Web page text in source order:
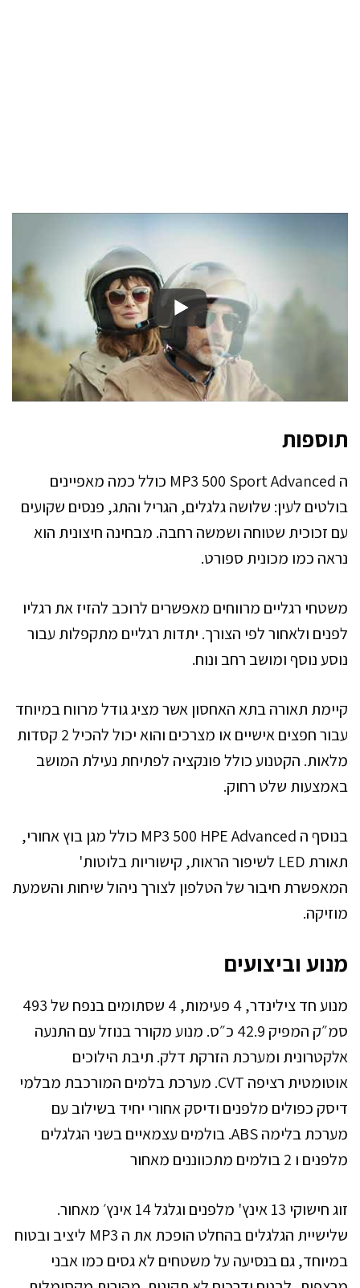
תוספות
ה MP3 500 Sport Advanced כולל כמה מאפיינים
בולטים לעין: שלושה גלגלים, הגריל והתג, פנסים שקועים
עם זכוכית שטוחה ושמשה רחבה. מבחינה חיצונית הוא
נראה כמו מכונית ספורט.
משטחי רגליים מרווחים מאפשרים לרוכב להזיז את רגליו
לפנים ולאחור לפי הצורך. יתדות רגליים מתקפלות עבור
נוסע נוסף ומושב רחב ונוח.
קיימת תאורה בתא האחסון אשר מציג גודל מרווח במיוחד
עבור חפצים אישיים או מצרכים והוא יכול להכיל 2 קסדות
מלאות. הקטנוע כולל פונקציה לפתיחת נעילת המושב
באמצעות שלט רחוק.
בנוסף ה MP3 500 HPE Advanced כולל מגן בוץ אחורי,
תאורת LED לשיפור הראות, קישוריות בלוטות'
המאפשרת חיבור של הטלפון לצורך ניהול שיחות והשמעת
מוזיקה.
מנוע וביצועים
מנוע חד צילינדר, 4 פעימות, 4 שסתומים בנפח של 493
סמ״ק המפיק 42.9 כ״ס. מנוע מקורר בנוזל עם התנעה
אלקטרונית ומערכת הזרקת דלק. תיבת הילוכים
אוטומטית רציפה CVT. מערכת בלמים המורכבת מבלמי
דיסק כפולים מלפנים ודיסק אחורי יחיד בשילוב עם
מערכת בלימה ABS. בולמים עצמאיים בשני הגלגלים
מלפנים ו 2 בולמים מתכווננים מאחור
זוג חישוקי 13 אינץ' מלפנים וגלגל 14 אינץ׳ מאחור.
שלישיית הגלגלים בהחלט הופכת את ה MP3 ליציב ובטוח
במיוחד, גם בנסיעה על משטחים לא גסים כמו אבני